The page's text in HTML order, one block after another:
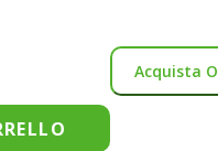
Acquista